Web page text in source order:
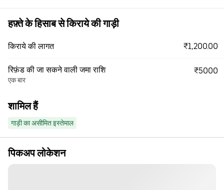
हफ़्ते के हिसाब से किराये की गाड़ी
किराये की लागत ₹1,200.00
रिफ़ंड की जा सकने वाली जमा राशि
एक बार
₹5000
शामिल हैं
गाड़ी का असीमित इस्तेमाल
पिकअप लोकेशन